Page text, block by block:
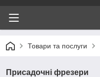
Товари та послуги
Присадочні фрезери